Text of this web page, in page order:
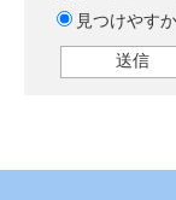
見つけやす